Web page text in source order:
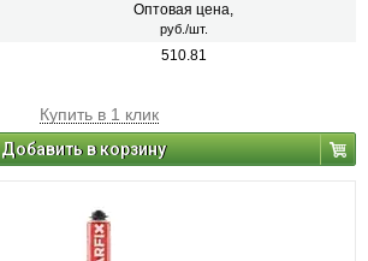
Оптовая цена,
руб./шт.
510.81
Купить в 1 клик
Добавить в корзину